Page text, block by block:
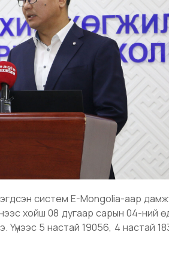
систем E-Mongolia-аар
хойш 08 дугаар сарын 04-ний
Үүнээс 5 настай 19056, 4 настай